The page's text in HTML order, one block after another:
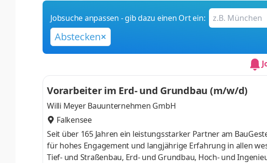
Jobsuche anpassen - gib dazu einen Ort ein:
Abstecken
Vorarbeiter im Erd- und Grundbau (m/w/d)
Willi Meyer Bauunternehmen GmbH
Falkensee
Seit über 165 Jahren ein leistungsstarker Partner am
für hohes Engagement und langjährige Erfahrung in allen
Tief- und Straßenbau, Erd- und Grundbau, Hoch- und